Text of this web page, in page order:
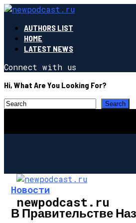
AUTHORS LIST
HOME
LATEST NEWS
Connect with us
Hi, What Are You Looking For?
newpodcast.ru
Новости
В Правительстве